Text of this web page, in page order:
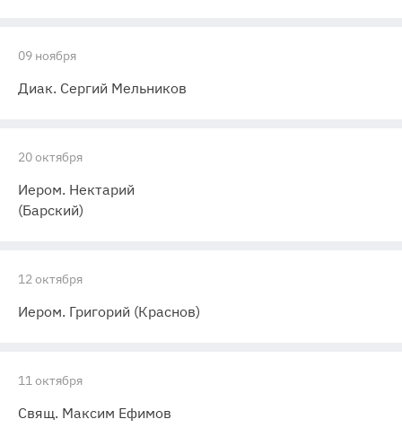
09 ноября
Диак. Сергий Мельников
20 октября
Иером. Нектарий
(Барский)
12 октября
Иером. Григорий (Краснов)
11 октября
Свящ. Максим Ефимов